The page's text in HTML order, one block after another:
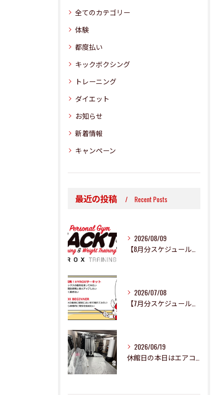
全てのカテゴリー
体験
都度払い
キックボクシング
トレーニング
ダイエット
お知らせ
新着情報
キャンペーン
最近の投稿 Recent Posts
2026/08/09
2026/07/08
2026/06/19